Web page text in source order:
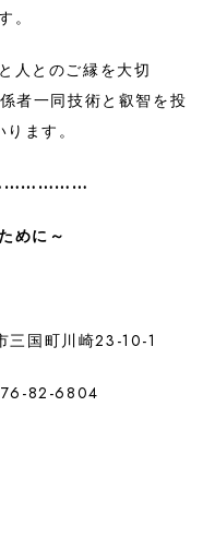
。
人とのご縁を大切
者一同技術と叡智を投
ます。
めに～
国町川崎23-10-1
82-6804